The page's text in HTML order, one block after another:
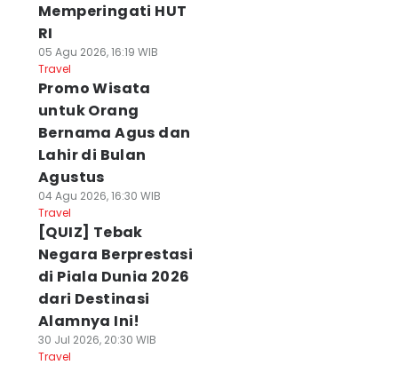
Memperingati HUT
RI
05 Agu 2026, 16:19 WIB
Travel
Promo Wisata
untuk Orang
Bernama Agus dan
Lahir di Bulan
Agustus
04 Agu 2026, 16:30 WIB
Travel
[QUIZ] Tebak
Negara Berprestasi
di Piala Dunia 2026
dari Destinasi
Alamnya Ini!
30 Jul 2026, 20:30 WIB
Travel